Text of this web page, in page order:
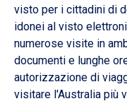
visto per i cittadini di
idonei al visto
numerose visite in
documenti e lunghe
autorizzazione di
visitare l'Australia più